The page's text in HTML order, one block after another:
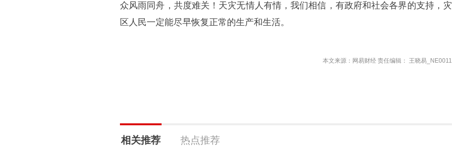
众风雨同舟，共度难关！天灾无情人有情，我们相信，有政府和社会各界的支持，灾
区人民一定能尽早恢复正常的生产和生活。
本文来源：网易财经 责任编辑： 王晓易_NE0011
相关推荐 热点推荐